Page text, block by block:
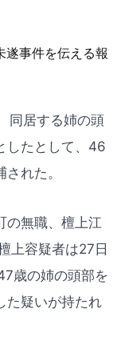
同居する姉の頭
したとして、46
れた。
の無職、檀上江
上容疑者は27日
歳の姉の頭部を
た疑いが持たれ